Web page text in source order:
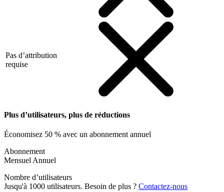
Pas d’attribution
requise
Plus d’utilisateurs, plus de réductions
Économisez 50 % avec un abonnement annuel
Abonnement
Mensuel Annuel
Nombre d’utilisateurs
Jusqu'à 1000 utilisateurs. Besoin de plus ? Contactez-nous